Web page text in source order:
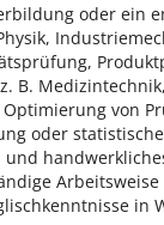
oder ein
B.
von
oder
Arbeitsweise
in